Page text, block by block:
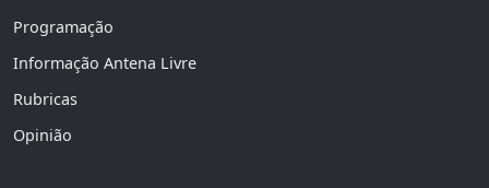
Programação
Informação Antena Livre
Rubricas
Opinião